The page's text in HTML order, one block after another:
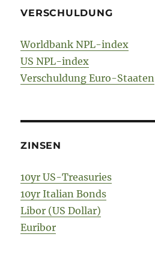
VERSCHULDUNG
Worldbank NPL-index
US NPL-index
Verschuldung Euro-Staaten
ZINSEN
10yr US-Treasuries
10yr Italian Bonds
Libor (US Dollar)
Euribor